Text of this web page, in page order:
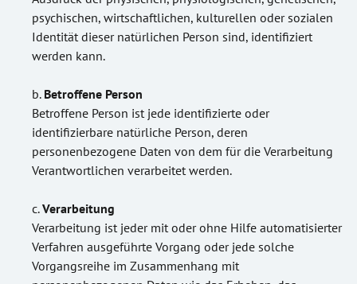
psychischen, wirtschaftlichen, kulturellen oder sozialen
Identität dieser natürlichen Person sind, identifiziert
werden kann.
Betroffene Person
Betroffene Person ist jede identifizierte oder
identifizierbare natürliche Person, deren
personenbezogene Daten von dem für die Verarbeitung
Verantwortlichen verarbeitet werden.
Verarbeitung
Verarbeitung ist jeder mit oder ohne Hilfe automatisierter
Verfahren ausgeführte Vorgang oder jede solche
Vorgangsreihe im Zusammenhang mit